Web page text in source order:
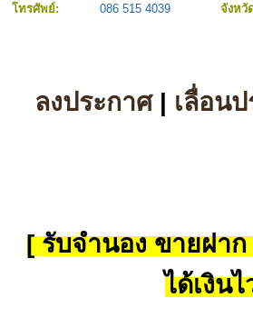
โทรศัพย์:
086 515 4039 จังหวั
ลงประกาศ| เลื่อน
[ รับจำนอง ขายฝา
ได้เงิน